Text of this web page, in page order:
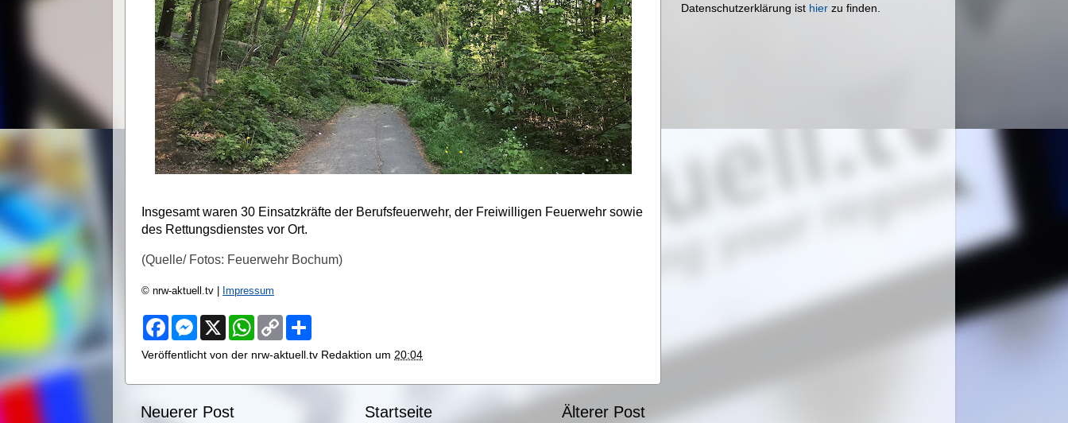
Insgesamt waren 30 Einsatzkräfte der Berufsfeuerwehr, der Freiwilligen Feuerwehr sowie
des Rettungsdienstes vor Ort.
(Quelle/ Fotos: Feuerwehr Bochum)
© nrw-aktuell.tv | Impressum
F
e
o
k
M
s
n
e
X
W
t
A
C
y
i
r
Veröffentlicht von der nrw-aktuell.tv Redaktion um 20:04
Neuerer Post Älterer Post
Startseite
Datenschutzerklärung ist hier zu finden.